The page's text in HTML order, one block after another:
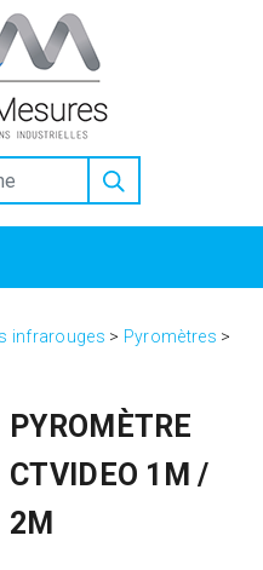
SanfordShah
Factory
Horology for
Replica Watches
sanfordshah-tbgzkf/
in Luxury Horology
are the Ultimate Style
watches
infrarouges > Pyromètres >
PYROMÈTRE
CTVIDEO 1M /
2M